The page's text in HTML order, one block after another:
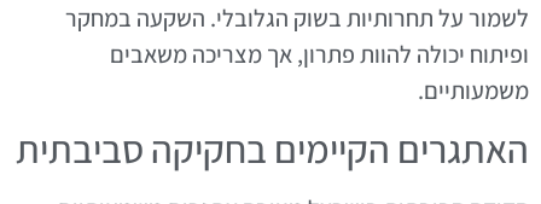
לשמור על תחרותיות בשוק הגלובלי. השקעה במחקר
ופיתוח יכולה להוות פתרון, אך מצריכה משאבים
משמעותיים.
האתגרים הקיימים בחקיקה סביבתית